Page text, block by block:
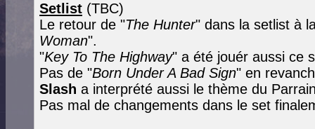
Setlist (TBC)
Le retour de "The Hunter" dans la setlist à
Woman".
"Key To The Highway" a été jouér aussi ce
Pas de "Born Under A Bad Sign" en
Slash a interprété aussi le thème du
Pas mal de changements dans le set